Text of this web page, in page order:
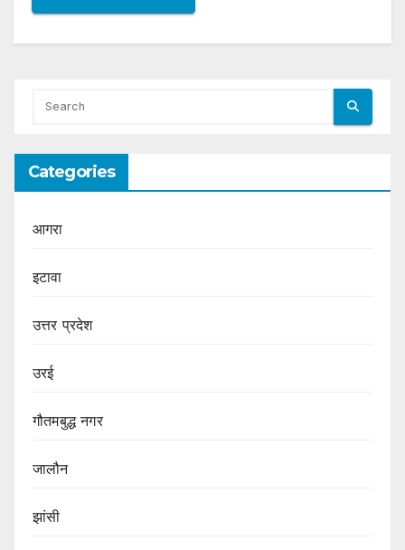
Categories
आगरा
इटावा
उत्तर प्रदेश
उरई
गौतमबुद्ध नगर
जालौन
झांसी